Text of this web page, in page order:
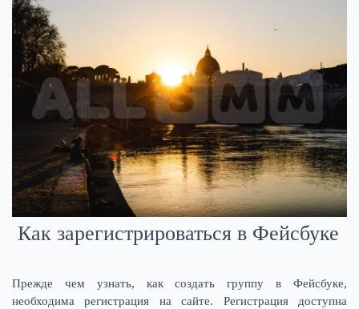
Как зарегистрироваться в Фейсбуке
Прежде чем узнать, как создать группу в Фейсбуке,
необходима регистрация на сайте. Регистрация доступна